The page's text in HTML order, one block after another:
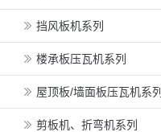
挡风板机系列
楼承板压瓦机系列
屋顶板/墙面板压瓦机系列
剪板机、折弯机系列